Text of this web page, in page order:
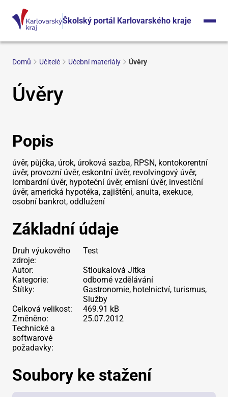
Školský portál Karlovarského kraje
Domů Učitelé Učební materiály Úvěry
Úvěry
Popis
úvěr, půjčka, úrok, úroková sazba, RPSN, kontokorentní
úvěr, provozní úvěr, eskontní úvěr, revolvingový úvěr,
lombardní úvěr, hypoteční úvěr, emisní úvěr, investiční
úvěr, americká hypotéka, zajištění, anuita, exekuce,
osobní bankrot, oddlužení
Základní údaje
Druh výukového
zdroje:
Test
Autor:
Stloukalová Jitka
Kategorie:
odborné vzdělávání
Štítky:
Gastronomie, hotelnictví, turismus,
Služby
Celková velikost:
469.91 kB
Změněno:
25.07.2012
Technické a
softwarové
požadavky:
Soubory ke stažení